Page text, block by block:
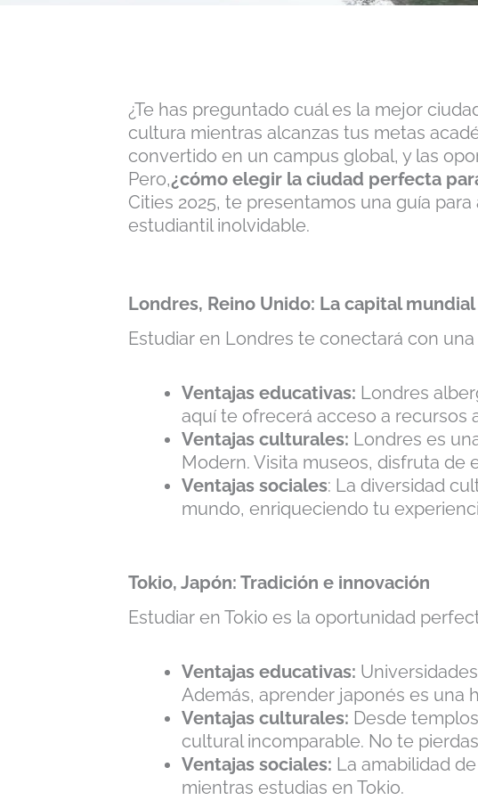
¿Te has preguntado cuál es la mejor
cultura mientras alcanzas tus metas
convertido en un campus global, y las
Pero,¿cómo elegir la ciudad perfecta
Cities 2025, te presentamos una guía
estudiantil inolvidable.
Londres, Reino Unido: La capital
Estudiar en Londres te conectará con
Ventajas educativas: Londres
aquí te ofrecerá acceso a recursos
Ventajas culturales: Londres es
Modern. Visita museos, disfruta de
Ventajas sociales: La diversidad
mundo, enriqueciendo tu
Tokio, Japón: Tradición e innovación
Estudiar en Tokio es la oportunidad
Ventajas educativas:
Además, aprender japonés es una
Ventajas culturales: Desde
cultural incomparable. No te
Ventajas sociales: La amabilidad
mientras estudias en Tokio.